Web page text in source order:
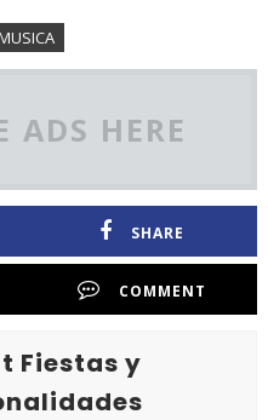
ADS HERE
SHARE
COMMENT
Fiestas y